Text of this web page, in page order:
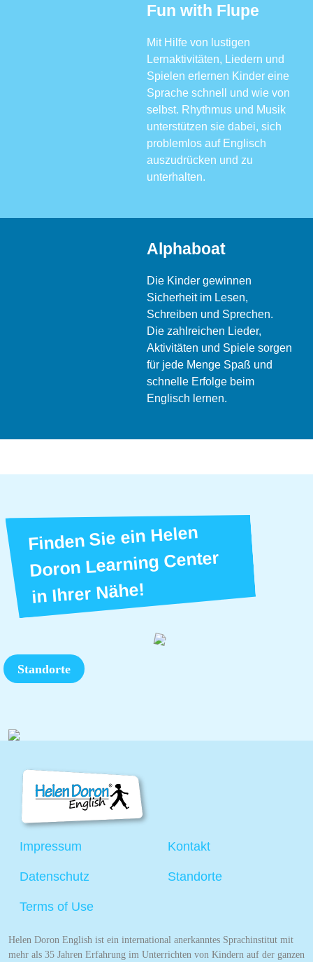
Fun with Flupe
Mit Hilfe von lustigen
Lernaktivitäten, Liedern und
Spielen erlernen Kinder eine
Sprache schnell und wie von
selbst. Rhythmus und Musik
unterstützen sie dabei, sich
problemlos auf Englisch
auszudrücken und zu
unterhalten.
Alphaboat
Die Kinder gewinnen
Sicherheit im Lesen,
Schreiben und Sprechen.
Die zahlreichen Lieder,
Aktivitäten und Spiele sorgen
für jede Menge Spaß und
schnelle Erfolge beim
Englisch lernen.
Finden Sie ein Helen
Doron Learning Center
in Ihrer Nähe!
Standorte
Impressum Kontakt
Datenschutz Standorte
Terms of Use
Helen Doron English ist ein international anerkanntes Sprachinstitut mit
mehr als 35 Jahren Erfahrung im Unterrichten von Kindern auf der ganzen